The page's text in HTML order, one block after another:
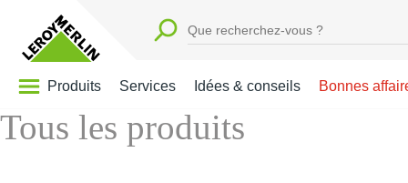
Produits Services Idées & conseils Bonnes
Tous les produits